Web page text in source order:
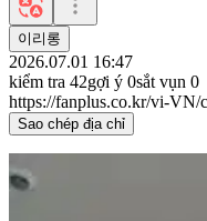
이리롱
2026.07.01 16:47
kiểm tra 42gợi ý 0sắt vụn 0
https://fanplus.co.kr/vi-VN/
Sao chép địa chỉ